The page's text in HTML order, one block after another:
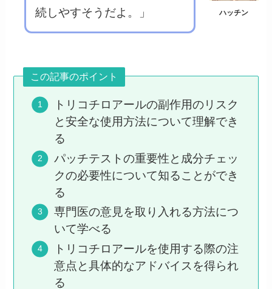
ハッチン
続しやすそうだよ。」
この記事のポイント
トリコチロアールの副作用のリスク
と安全な使用方法について理解でき
る
パッチテストの重要性と成分チェッ
クの必要性について知ることができ
る
専門医の意見を取り入れる方法につ
いて学べる
トリコチロアールを使用する際の注
意点と具体的なアドバイスを得られ
る